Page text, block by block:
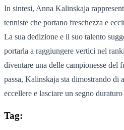
In sintesi, Anna Kalinskaja
tenniste che portano freschezza e
La sua dedizione e il suo talento
portarla a raggiungere vertici nel
diventare una delle campionesse del
passa, Kalinskaja sta dimostrando di
eccellere e lasciare un segno
Tag: